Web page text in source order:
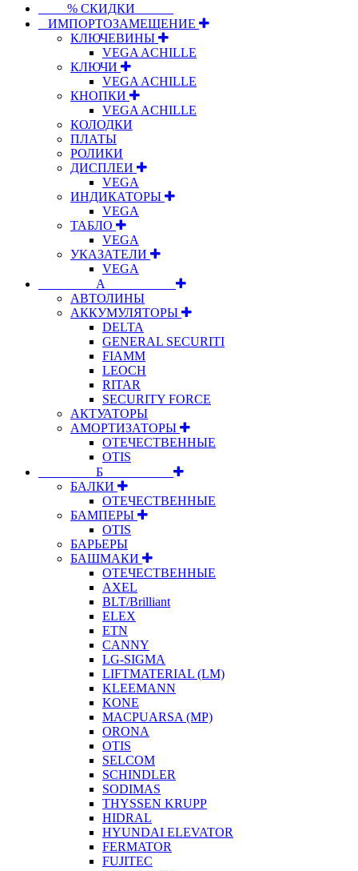
⠀⠀⠀% СКИДКИ⠀⠀⠀⠀
⠀ИМПОРТОЗАМЕЩЕНИЕ
КЛЮЧЕВИНЫ
VEGA ACHILLE
КЛЮЧИ
VEGA ACHILLE
КНОПКИ
VEGA ACHILLE
КОЛОДКИ
ПЛАТЫ
РОЛИКИ
ДИСПЛЕИ
VEGA
ИНДИКАТОРЫ
VEGA
ТАБЛО
VEGA
УКАЗАТЕЛИ
VEGA
⠀⠀⠀⠀⠀⠀А⠀⠀⠀⠀⠀⠀⠀
АВТОЛИНЫ
АККУМУЛЯТОРЫ
DELTA
GENERAL SECURITI
FIAMM
LEOCH
RITAR
SECURITY FORCE
АКТУАТОРЫ
АМОРТИЗАТОРЫ
ОТЕЧЕСТВЕННЫЕ
OTIS
⠀⠀⠀⠀⠀⠀Б⠀⠀⠀⠀⠀⠀⠀
БАЛКИ
ОТЕЧЕСТВЕННЫЕ
БАМПЕРЫ
OTIS
БАРЬЕРЫ
БАШМАКИ
ОТЕЧЕСТВЕННЫЕ
AXEL
BLT/Brilliant
ELEX
ETN
CANNY
LG-SIGMA
LIFTMATERIAL (LM)
KLEEMANN
KONE
MACPUARSA (MP)
ORONA
OTIS
SELCOM
SCHINDLER
SODIMAS
THYSSEN KRUPP
HIDRAL
HYUNDAI ELEVATOR
FERMATOR
FUJITEC